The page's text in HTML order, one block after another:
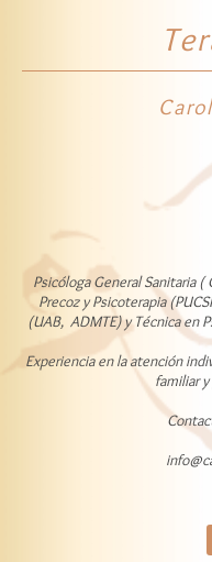
Psicóloga General Sanitaria
Precoz y Psicoterapia
(UAB, ADMTE) y Técnica
Experiencia en la atención
familiar